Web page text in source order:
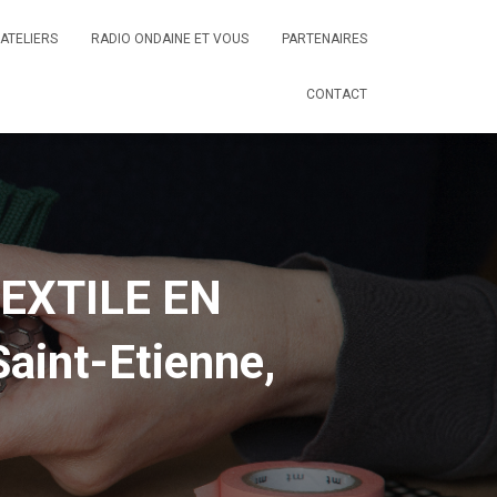
ATELIERS RADIO ONDAINE ET VOUS PARTENAIRES
CONTACT
EN
Etienne,